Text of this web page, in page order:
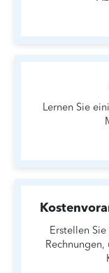
Lernen Sie
Erstellen